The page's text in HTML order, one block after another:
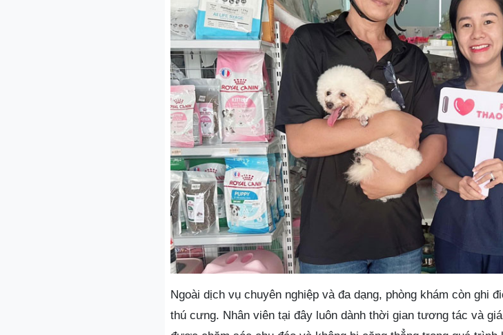
Ngoài dịch vụ chuyên nghiệp và đa dạng, phòng khám còn ghi
thú cưng. Nhân viên tại đây luôn dành thời gian tương tác và